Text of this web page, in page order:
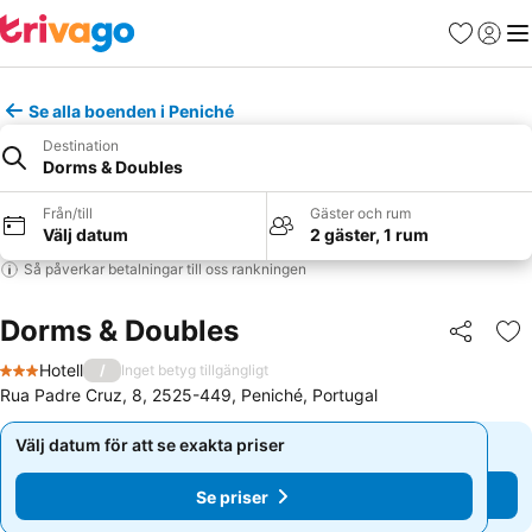
Favoriter
Logga
Se alla boenden i Peniché
Destination
Dorms & Doubles
Från/till
Välj datum
Gäster och rum
2 gäster, 1 rum
Så påverkar betalningar till oss rankningen
Dorms & Doubles Dela
3 Stjärnor
Hotell / Inget betyg tillgängligt
Rua Padre Cruz, 8, 2525-449, Peniché, Portugal
Välj datum för att se exakta priser
Se priser
Välj datum för att se exakta priser
Se priser